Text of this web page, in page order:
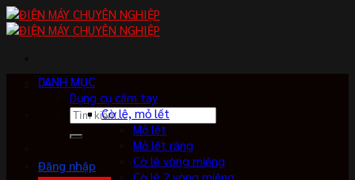
Skip
to
Tìm
kiếm:
Đăng nhập
DANH MỤC
Dụng cụ cầm tay
Cờ lê, mỏ lết
Mỏ lết
Mỏ lết răng
Cờ lê vòng miệng